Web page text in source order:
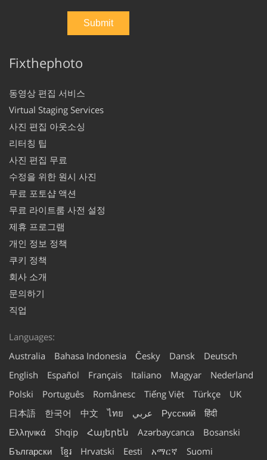
Fixthephoto
동영상 편집 서비스
Virtual Staging Services
사진 편집 아웃소싱
리터칭 팁
사진 편집 무료
수정을 위한 원시 사진
무료 포토샵 액션
무료 라이트룸 사전 설정
제휴 프로그램
개인 정보 정책
쿠키 정책
회사 소개
문의하기
직업
Languages:
Australia
Bahasa Indonesia Česky Dansk
Deutsch
English
Español Français Italiano Magyar
Nederland
Polski
Português Românesc Tiếng Việt Türkçe
UK
日本語
한국어 中文 ไทย عربي Русский
हिंदी
Ελληνικά
Shqip Հայերեն Azərbaycanca
Bosanski
Български
ខ្មែរ Hrvatski Eesti አማርኛ Suomi